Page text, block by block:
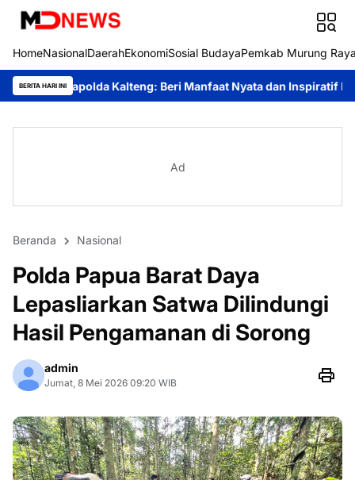
HomeNasionalDaerahEkonomiSosial BudayaPemkab Murung
BERITA HARI INIBeri Manfaat Nyata dan Inspiratif Bagi Siswa di Sekolah
Ad
Beranda Nasional
Polda Papua Barat Daya
Lepasliarkan Satwa Dilindungi
Hasil Pengamanan di Sorong
admin
Jumat, 8 Mei 2026 09:20 WIB